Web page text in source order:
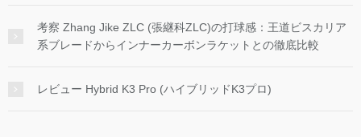
考察 Zhang Jike ZLC (張継科ZLC)の打球感：王道ビスカリア
系ブレードからインナーカーボンラケットとの徹底比較
レビュー Hybrid K3 Pro (ハイブリッドK3プロ)